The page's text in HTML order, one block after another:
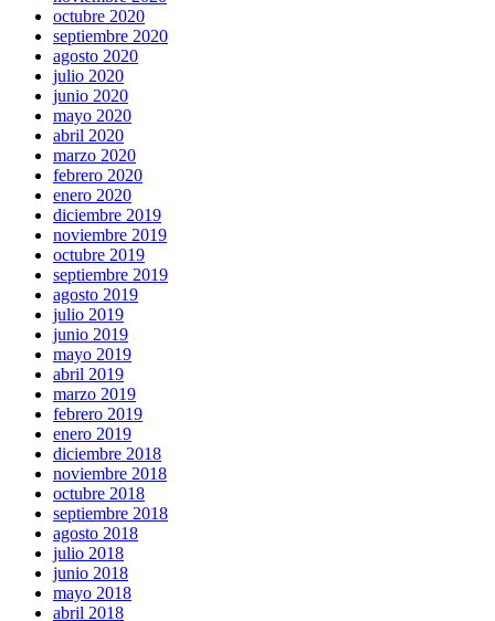
octubre 2020
septiembre 2020
agosto 2020
julio 2020
junio 2020
mayo 2020
abril 2020
marzo 2020
febrero 2020
enero 2020
diciembre 2019
noviembre 2019
octubre 2019
septiembre 2019
agosto 2019
julio 2019
junio 2019
mayo 2019
abril 2019
marzo 2019
febrero 2019
enero 2019
diciembre 2018
noviembre 2018
octubre 2018
septiembre 2018
agosto 2018
julio 2018
junio 2018
mayo 2018
abril 2018